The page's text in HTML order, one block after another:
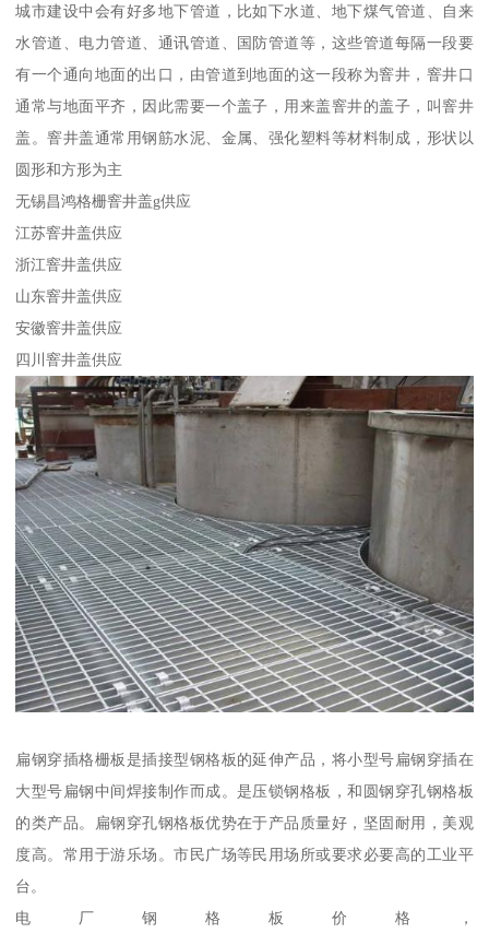
城市建设中会有好多地下管道，比如下水道、地下煤气管道、自来
水管道、电力管道、通讯管道、国防管道等，这些管道每隔一段要
有一个通向地面的出口，由管道到地面的这一段称为窨井，窨井口
通常与地面平齐，因此需要一个盖子，用来盖窨井的盖子，叫窨井
盖。窨井盖通常用钢筋水泥、金属、强化塑料等材料制成，形状以
圆形和方形为主
无锡昌鸿格栅窨井盖g供应
江苏窨井盖供应
浙江窨井盖供应
山东窨井盖供应
安徽窨井盖供应
四川窨井盖供应
扁钢穿插格栅板是插接型钢格板的延伸产品，将小型号扁钢穿插在
大型号扁钢中间焊接制作而成。是压锁钢格板，和圆钢穿孔钢格板
的类产品。扁钢穿孔钢格板优势在于产品质量好，坚固耐用，美观
度高。常用于游乐场。市民广场等民用场所或要求必要高的工业平
台。
电厂钢格板价格，